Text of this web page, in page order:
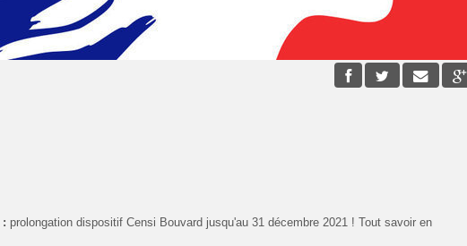
: prolongation dispositif Censi Bouvard jusqu'au 31 décembre 2021 ! Tout savoir en